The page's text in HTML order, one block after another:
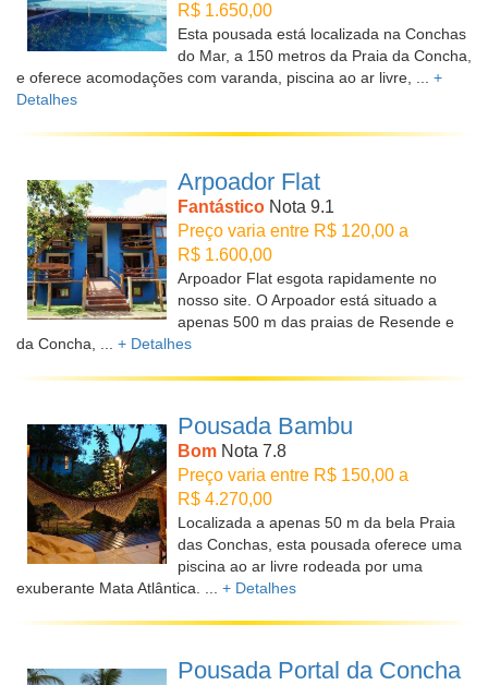
R$ 1.650,00
Esta pousada está localizada na Conchas
do Mar, a 150 metros da Praia da Concha,
e oferece acomodações com varanda, piscina ao ar livre, ... +
Detalhes
Arpoador Flat
Fantástico Nota 9.1
Preço varia entre R$ 120,00 a
R$ 1.600,00
Arpoador Flat esgota rapidamente no
nosso site. O Arpoador está situado a
apenas 500 m das praias de Resende e
da Concha, ... + Detalhes
Pousada Bambu
Bom Nota 7.8
Preço varia entre R$ 150,00 a
R$ 4.270,00
Localizada a apenas 50 m da bela Praia
das Conchas, esta pousada oferece uma
piscina ao ar livre rodeada por uma
exuberante Mata Atlântica. ... + Detalhes
Pousada Portal da Concha